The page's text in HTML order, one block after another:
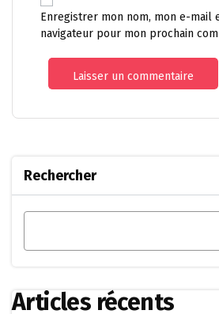
Enregistrer mon nom, mon e-mail
navigateur pour mon prochain
Rechercher
Articles récents